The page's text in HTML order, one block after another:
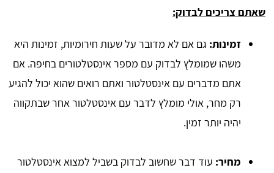
שאתם צריכים לבדוק:
זמינות: גם אם לא מדובר על שעות חירומיות, זמינות היא
משהו שמומלץ לבדוק עם מספר אינסטלטורים בחיפה. אם
אתם מדברים עם אינסטלטור ואתם רואים שהוא יכול להגיע
רק מחר, אולי מומלץ לדבר עם אינסטלטור אחר שבתקווה
יהיה יותר זמין.
מחיר: עוד דבר שחשוב לבדוק בשביל למצוא אינסטלטור